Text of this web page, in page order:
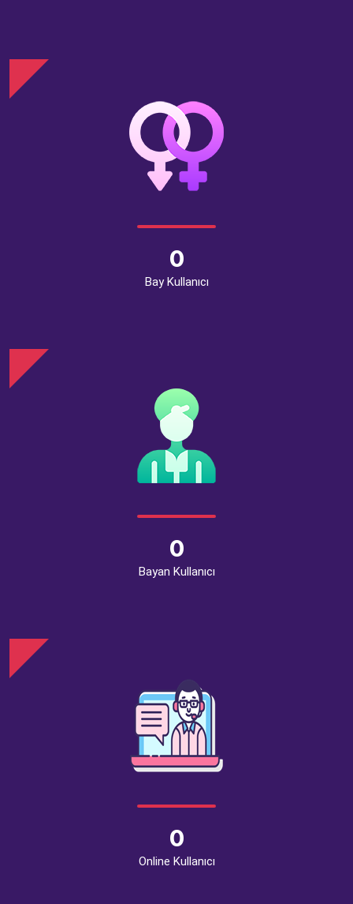
0
Bay Kullanıcı
0
Bayan Kullanıcı
0
Online Kullanıcı